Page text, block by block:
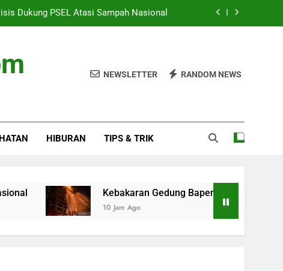
Dukung PSEL Atasi Sampah Nasional
Eropa untuk Uji Solidaritas NATO
DKI dan Pajak Kendaraan Listrik Terbaru
NEWSLETTER RANDOM NEWS
HIBURAN TIPS & TRIK
Kebakaran Gedung Bapenda DKI dan Pajak
10 Jam Ago